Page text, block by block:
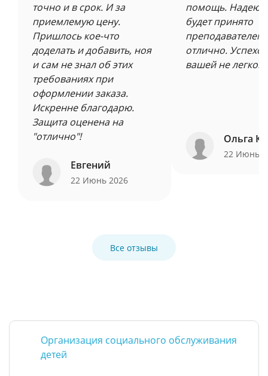
точно и в срок. И за
приемлемую цену.
Пришлось кое-что
доделать и добавить, ноя
и сам не знал об этих
требованиях при
оформлении заказа.
Искренне благодарю.
Защита оценена на
"отлично"!
Евгений
22 Июнь 2026
помощь.
будет принято
преподавателем
отлично.
вашей не легкой
Ольга
22 Июнь
Все отзывы
Организация социального обслуживания
детей